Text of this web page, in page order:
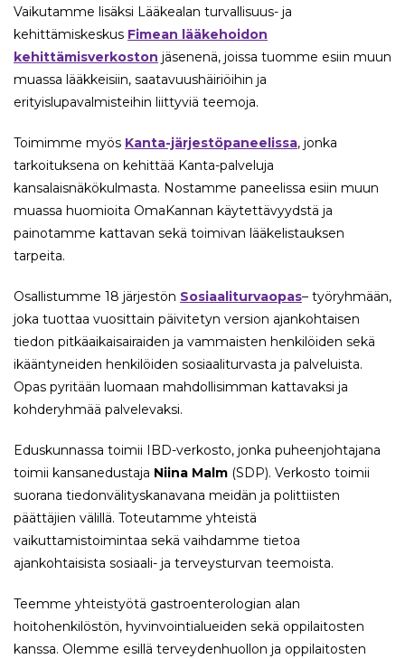
Vaikutamme lisäksi Lääkealan turvallisuus- ja
kehittämiskeskus Fimean lääkehoidon
kehittämisverkoston jäsenenä, joissa tuomme esiin muun
muassa lääkkeisiin, saatavuushäiriöihin ja
erityislupavalmisteihin liittyviä teemoja.
Toimimme myös Kanta-järjestöpaneelissa, jonka
tarkoituksena on kehittää Kanta-palveluja
kansalaisnäkökulmasta. Nostamme paneelissa esiin muun
muassa huomioita OmaKannan käytettävyydstä ja
painotamme kattavan sekä toimivan lääkelistauksen
tarpeita.
Osallistumme 18 järjestön Sosiaaliturvaopas– työryhmään,
joka tuottaa vuosittain päivitetyn version ajankohtaisen
tiedon pitkäaikaisairaiden ja vammaisten henkilöiden sekä
ikääntyneiden henkilöiden sosiaaliturvasta ja palveluista.
Opas pyritään luomaan mahdollisimman kattavaksi ja
kohderyhmää palvelevaksi.
Eduskunnassa toimii IBD-verkosto, jonka puheenjohtajana
toimii kansanedustaja Niina Malm (SDP). Verkosto toimii
suorana tiedonvälityskanavana meidän ja polittiisten
päättäjien välillä. Toteutamme yhteistä
vaikuttamistoimintaa sekä vaihdamme tietoa
ajankohtaisista sosiaali- ja terveysturvan teemoista.
Teemme yhteistyötä gastroenterologian alan
hoitohenkilöstön, hyvinvointialueiden sekä oppilaitosten
kanssa. Olemme esillä terveydenhuollon ja oppilaitosten